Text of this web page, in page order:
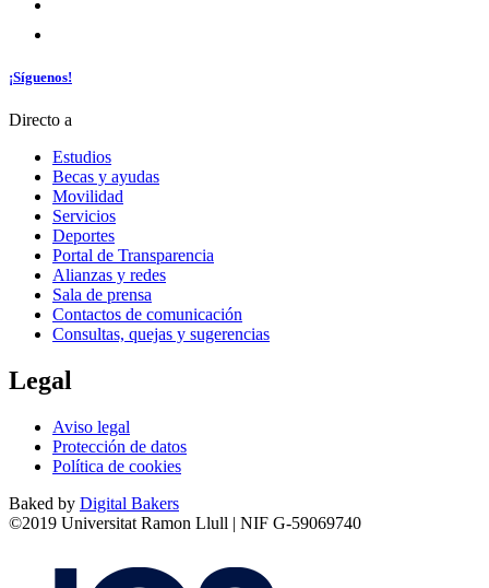
¡Síguenos!
Directo a
Estudios
Becas y ayudas
Movilidad
Servicios
Deportes
Portal de Transparencia
Alianzas y redes
Sala de prensa
Contactos de comunicación
Consultas, quejas y sugerencias
Legal
Aviso legal
Protección de datos
Política de cookies
Baked by Digital Bakers
©2019 Universitat Ramon Llull | NIF G-59069740